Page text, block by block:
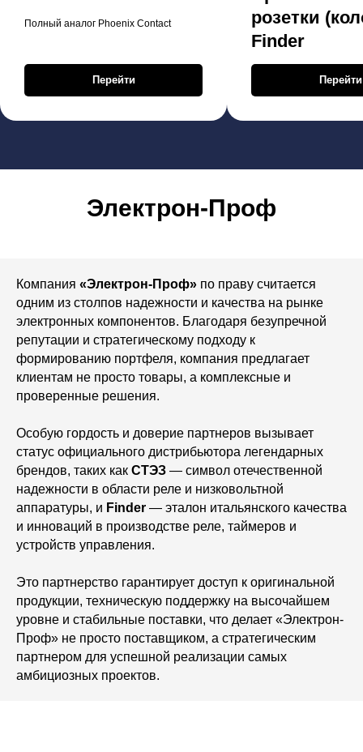
Полный аналог Phoenix Contact
Перейти
розетки
Finder
Перейти
Электрон-Проф
Компания «Электрон-Проф» по праву считается
одним из столпов надежности и качества на рынке
электронных компонентов. Благодаря безупречной
репутации и стратегическому подходу к
формированию портфеля, компания предлагает
клиентам не просто товары, а комплексные и
проверенные решения.
Особую гордость и доверие партнеров вызывает
статус официального дистрибьютора легендарных
брендов, таких как СТЭЗ — символ отечественной
надежности в области реле и низковольтной
аппаратуры, и Finder — эталон итальянского качества
и инноваций в производстве реле, таймеров и
устройств управления.
Это партнерство гарантирует доступ к оригинальной
продукции, техническую поддержку на высочайшем
уровне и стабильные поставки, что делает «Электрон-
Проф» не просто поставщиком, а стратегическим
партнером для успешной реализации самых
амбициозных проектов.